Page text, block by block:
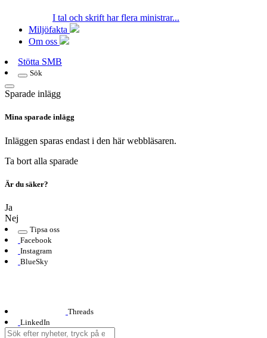
I tal och skrift har flera ministrar...
Miljöfakta
Om oss
Stötta SMB
Sök
Sparade inlägg
Mina sparade inlägg
Inläggen sparas endast i den här webbläsaren.
Ta bort alla sparade
Är du säker?
Ja
Nej
Tipsa oss
Facebook
Instagram
BlueSky
Threads
LinkedIn